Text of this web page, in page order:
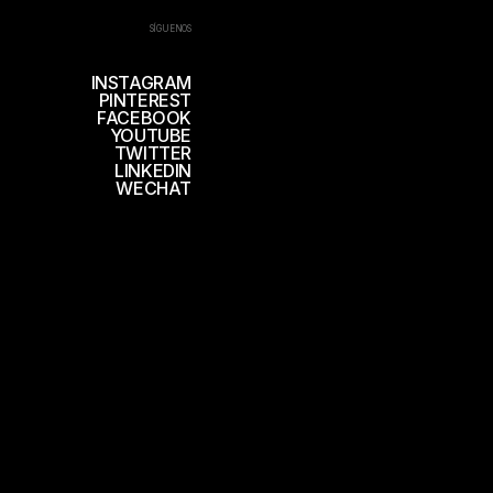
SÍGUENOS
INSTAGRAM
PINTEREST
FACEBOOK
YOUTUBE
TWITTER
LINKEDIN
WECHAT